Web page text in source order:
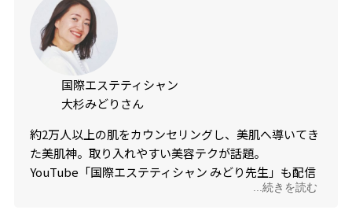
国際エステティシャン
大杉みどりさん
約2万人以上の肌をカウンセリングし、美肌へ導いてき
た美肌神。取り入れやすい美容テクが話題。
YouTube「国際エステティシャン みどり先生」も配信
...続きを読む